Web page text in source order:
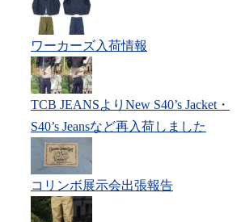
ワーカーズ入荷情報
TCB JEANSよりNew S40’s Jacket・
S40’s Jeansなど再入荷しました
コリンボ展示会出張報告